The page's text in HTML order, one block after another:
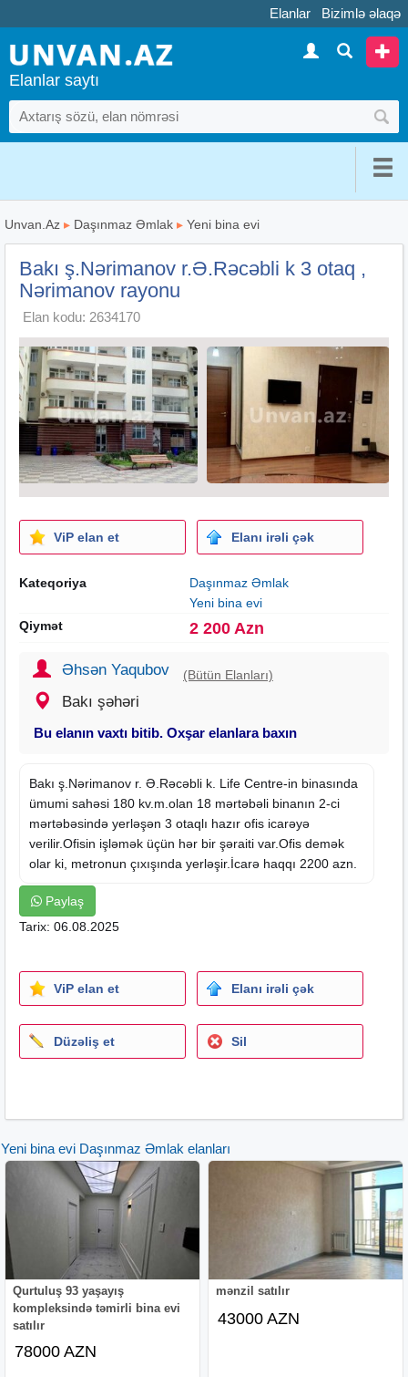
Elanlar Bizimlə əlaqə
Elanlar saytı
Unvan.Az ▸ Daşınmaz Əmlak ▸ Yeni bina evi
Bakı ş.Nərimanov r.Ə.Rəcəbli k 3 otaq ,
Nərimanov rayonu
Elan kodu: 2634170
ViP elan et Elanı irəli çək
Kateqoriya
Daşınmaz Əmlak
Yeni bina evi
Qiymət
2 200 Azn
Əhsən Yaqubov (Bütün Elanları)
Bakı şəhəri
Bu elanın vaxtı bitib. Oxşar elanlara baxın
Bakı ş.Nərimanov r. Ə.Rəcəbli k. Life Centre-in binasında
ümumi sahəsi 180 kv.m.olan 18 mərtəbəli binanın 2-ci
mərtəbəsində yerləşən 3 otaqlı hazır ofis icarəyə
verilir.Ofisin işləmək üçün hər bir şəraiti var.Ofis demək
olar ki, metronun çıxışında yerləşir.İcarə haqqı 2200 azn.
Paylaş
Tarix: 06.08.2025
ViP elan et Elanı irəli çək
Düzəliş et Sil
Yeni bina evi Daşınmaz Əmlak elanları
Qurtuluş 93 yaşayış
kompleksində təmirli bina evi
satılır
78000 AZN
mənzil satılır
43000 AZN